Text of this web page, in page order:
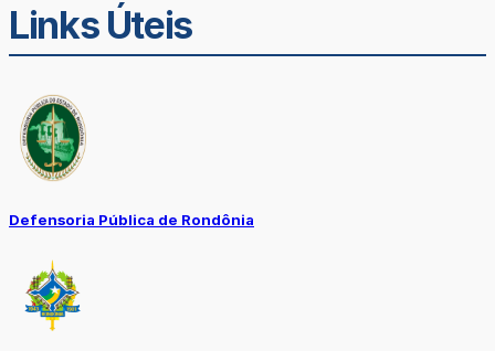
Links Úteis
Defensoria Pública de Rondônia